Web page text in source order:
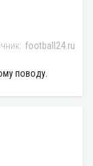
football24.ru
поводу.